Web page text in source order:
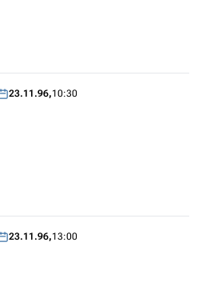
23.11.96,10:30
23.11.96,13:00